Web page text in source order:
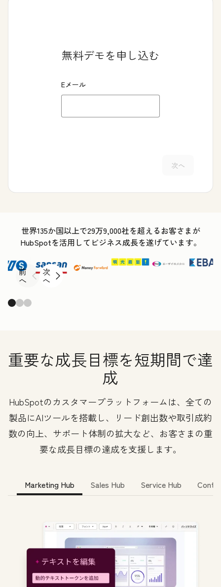
無料デモを申し込む
Eメール
次へ
世界135か国以上で29万9,000社を超えるお客さまが
HubSpotを活用してビジネス成長を遂げています。
前
へ
次
へ
重要な成長目標を短期間で達
成
HubSpotのカスタマープラットフォームは、全ての
製品にAIツールを搭載し、リード創出数や取引成約
数の向上、サポート体制の拡大など、お客さまの重
要な成長目標の達成を支援します。
Marketing Hub Sales Hub Service Hub